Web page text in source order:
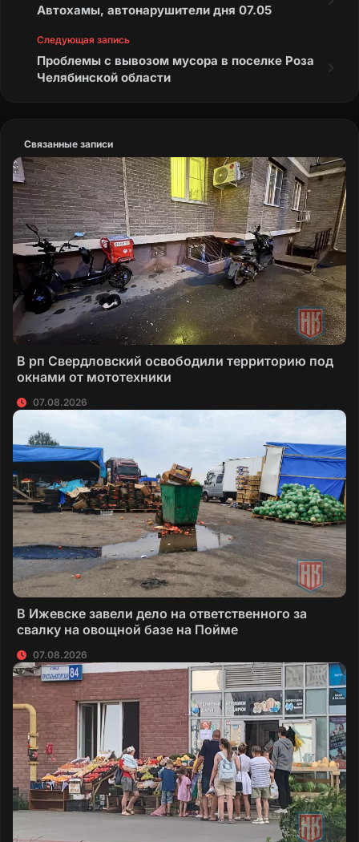
Автохамы, автонарушители дня 07.05
Следующая запись
Проблемы с вывозом мусора в поселке Роза
Челябинской области
Связанные записи
В рп Свердловский освободили территорию под
окнами от мототехники
07.08.2026
В Ижевске завели дело на ответственного за
свалку на овощной базе на Пойме
07.08.2026